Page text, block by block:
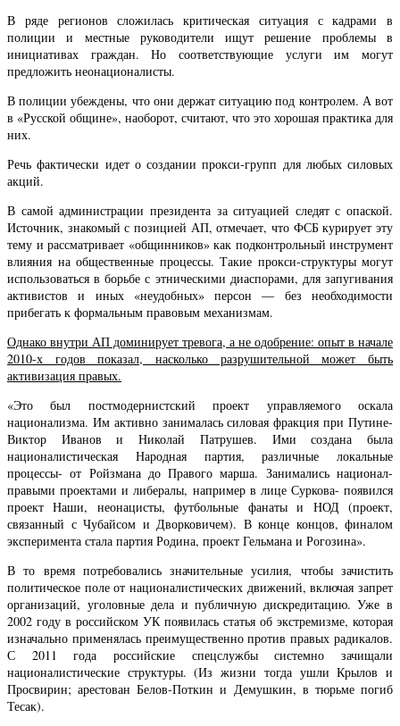
В ряде регионов сложилась критическая ситуация с кадрами в
полиции и местные руководители ищут решение проблемы в
инициативах граждан. Но соответствующие услуги им могут
предложить неонационалисты.
В полиции убеждены, что они держат ситуацию под контролем. А вот
в «Русской общине», наоборот, считают, что это хорошая практика для
них.
Речь фактически идет о создании прокси-групп для любых силовых
акций.
В самой администрации президента за ситуацией следят с опаской.
Источник, знакомый с позицией АП, отмечает, что ФСБ курирует эту
тему и рассматривает «общинников» как подконтрольный инструмент
влияния на общественные процессы. Такие прокси-структуры могут
использоваться в борьбе с этническими диаспорами, для запугивания
активистов и иных «неудобных» персон — без необходимости
прибегать к формальным правовым механизмам.
Однако внутри АП доминирует тревога, а не одобрение: опыт в начале
2010-х годов показал, насколько разрушительной может быть
активизация правых.
«Это был постмодернистский проект управляемого оскала
национализма. Им активно занималась силовая фракция при Путине-
Виктор Иванов и Николай Патрушев. Ими создана была
националистическая Народная партия, различные локальные
процессы- от Ройзмана до Правого марша. Занимались национал-
правыми проектами и либералы, например в лице Суркова- появился
проект Наши, неонацисты, футбольные фанаты и НОД (проект,
связанный с Чубайсом и Дворковичем). В конце концов, финалом
эксперимента стала партия Родина, проект Гельмана и Рогозина».
В то время потребовались значительные усилия, чтобы зачистить
политическое поле от националистических движений, включая запрет
организаций, уголовные дела и публичную дискредитацию. Уже в
2002 году в российском УК появилась статья об экстремизме, которая
изначально применялась преимущественно против правых радикалов.
С 2011 года российские спецслужбы системно зачищали
националистические структуры. (Из жизни тогда ушли Крылов и
Просвирин; арестован Белов-Поткин и Демушкин, в тюрьме погиб
Тесак).